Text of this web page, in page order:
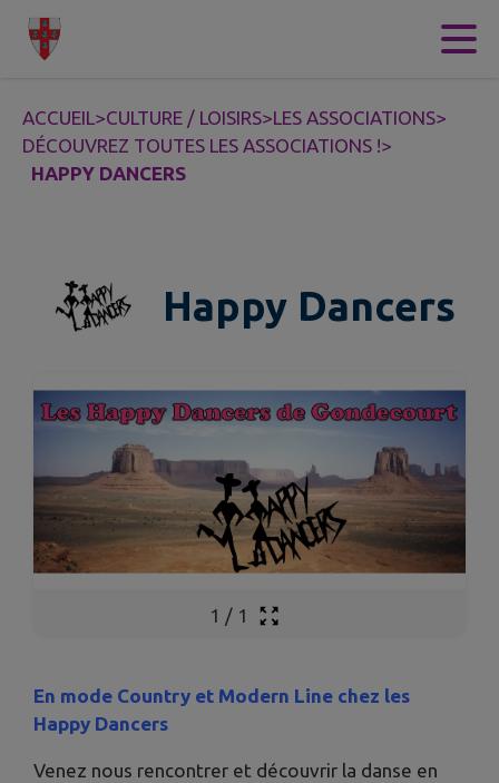
Contenu
ACCUEIL>CULTURE / LOISIRS>LES ASSOCIATIONS>
DÉCOUVREZ TOUTES LES ASSOCIATIONS !>
HAPPY DANCERS
Happy Dancers
1 / 1
En mode Country et Modern Line chez les
Happy Dancers
Venez nous rencontrer et découvrir la danse en